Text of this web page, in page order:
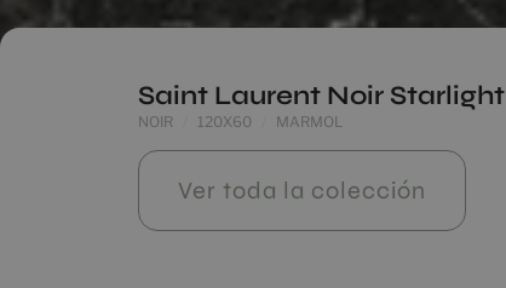
Saint Laurent Noir Starlight
NOIR 120X60 MARMOL
Ver toda la colección